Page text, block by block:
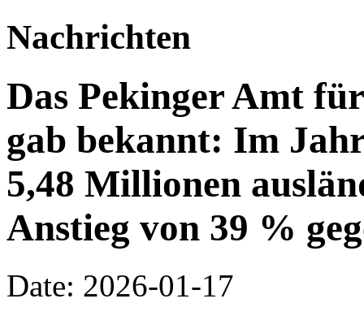
Nachrichten
Das Pekinger Amt
gab bekannt: Im
5,48 Millionen
Anstieg von 39 %
Date: 2026-01-17